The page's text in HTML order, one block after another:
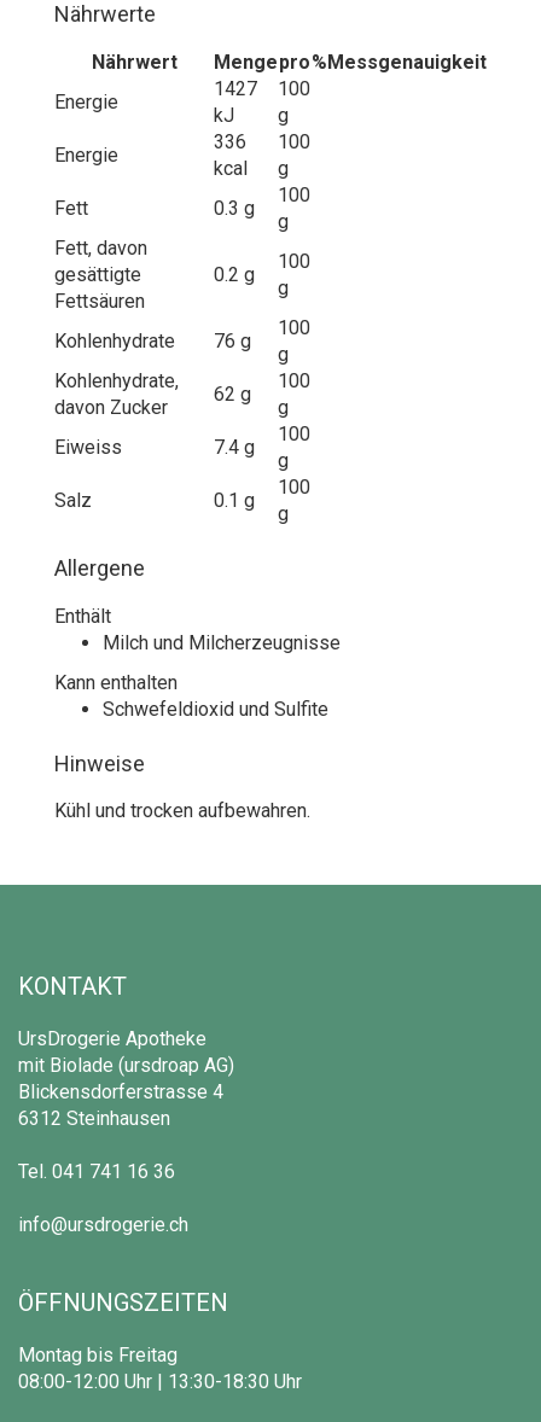
Nährwerte
Nährwert Mengepro%Messgenauigkeit
Energie
1427
kJ
100
g
Energie
336
kcal
100
g
Fett
0.3 g
100
g
Fett, davon
gesättigte
Fettsäuren
0.2 g
100
g
Kohlenhydrate 76 g
100
g
Kohlenhydrate,
davon Zucker
62 g
100
g
Eiweiss
7.4 g
100
g
Salz
0.1 g
100
g
Allergene
Enthält
Milch und Milcherzeugnisse
Kann enthalten
Schwefeldioxid und Sulfite
Hinweise
Kühl und trocken aufbewahren.
KONTAKT
UrsDrogerie Apotheke
mit Biolade (ursdroap AG)
Blickensdorferstrasse 4
6312 Steinhausen
Tel. 041 741 16 36
info@ursdrogerie.ch
ÖFFNUNGSZEITEN
Montag bis Freitag
08:00-12:00 Uhr | 13:30-18:30 Uhr